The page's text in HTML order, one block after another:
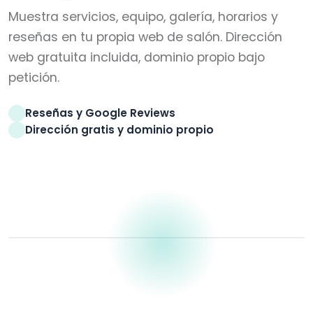
Muestra servicios, equipo, galería, horarios y
reseñas en tu propia web de salón. Dirección
web gratuita incluida, dominio propio bajo
petición.
Reseñas y Google Reviews
Dirección gratis y dominio propio